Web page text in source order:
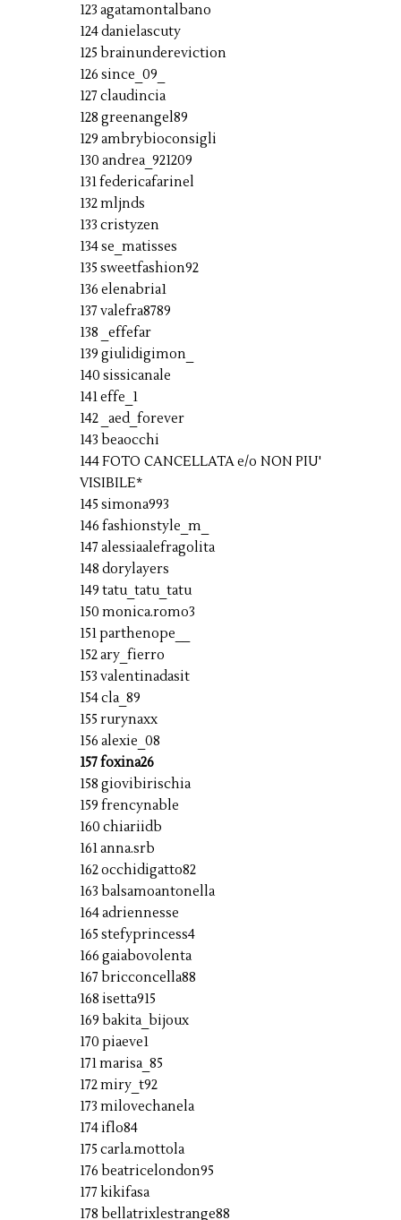
123 agatamontalbano
124 danielascuty
125 brainundereviction
126 since_09_
127 claudincia
128 greenangel89
129 ambrybioconsigli
130 andrea_921209
131 federicafarinel
132 mljnds
133 cristyzen
134 se_matisses
135 sweetfashion92
136 elenabria1
137 valefra8789
138 _effefar
139 giulidigimon_
140 sissicanale
141 effe_1
142 _aed_forever
143 beaocchi
144 FOTO CANCELLATA e/o NON PIU'
VISIBILE*
145 simona993
146 fashionstyle_m_
147 alessiaalefragolita
148 dorylayers
149 tatu_tatu_tatu
150 monica.romo3
151 parthenope__
152 ary_fierro
153 valentinadasit
154 cla_89
155 rurynaxx
156 alexie_08
157 foxina26
158 giovibirischia
159 frencynable
160 chiariidb
161 anna.srb
162 occhidigatto82
163 balsamoantonella
164 adriennesse
165 stefyprincess4
166 gaiabovolenta
167 bricconcella88
168 isetta915
169 bakita_bijoux
170 piaeve1
171 marisa_85
172 miry_t92
173 milovechanela
174 iflo84
175 carla.mottola
176 beatricelondon95
177 kikifasa
178 bellatrixlestrange88